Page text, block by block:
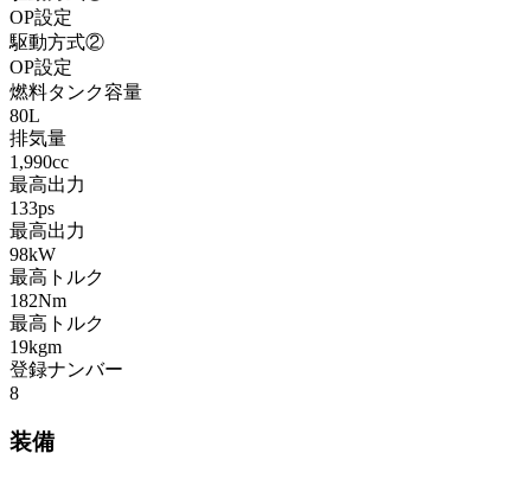
OP設定
駆動方式②
OP設定
燃料タンク容量
80L
排気量
1,990cc
最高出力
133ps
最高出力
98kW
最高トルク
182Nm
最高トルク
19kgm
登録ナンバー
8
装備